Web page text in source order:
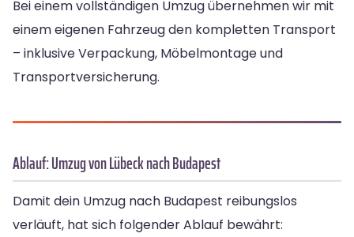
Bei einem vollständigen Umzug übernehmen wir mit
einem eigenen Fahrzeug den kompletten Transport
– inklusive Verpackung, Möbelmontage und
Transportversicherung.
Ablauf: Umzug von Lübeck nach Budapest
Damit dein Umzug nach Budapest reibungslos
verläuft, hat sich folgender Ablauf bewährt: